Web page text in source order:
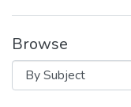
Browse